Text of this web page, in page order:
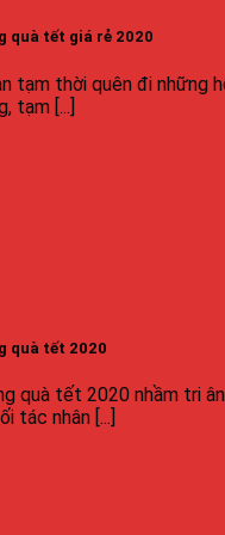
quà tết giá rẻ 2020
tạm thời quên đi những
tạm [...]
quà tết 2020
quà tết 2020 nhầm tri ân
tác nhân [...]